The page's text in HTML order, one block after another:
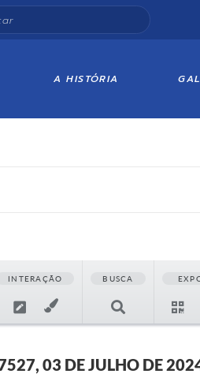
A HISTÓRIA
INTERAÇÃO BUSCA
03 DE JULHO DE